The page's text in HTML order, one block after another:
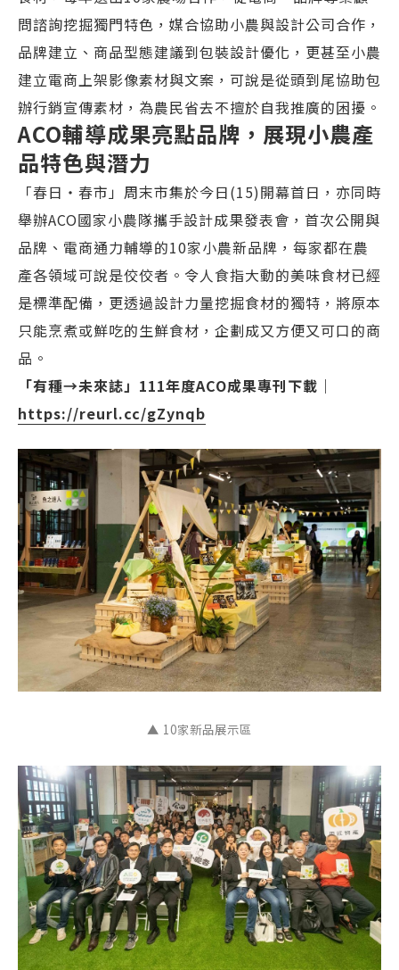
問諮詢挖掘獨門特色，媒合協助小農與設計公司合作，
品牌建立、商品型態建議到包裝設計優化，更甚至小農
建立電商上架影像素材與文案，可說是從頭到尾協助包
辦行銷宣傳素材，為農民省去不擅於自我推廣的困擾。
ACO輔導成果亮點品牌，展現小農產
品特色與潛力
「春日・春市」周末市集於今日(15)開幕首日，亦同時
舉辦ACO國家小農隊攜手設計成果發表會，首次公開與
品牌、電商通力輔導的10家小農新品牌，每家都在農
產各領域可說是佼佼者。令人食指大動的美味食材已經
是標準配備，更透過設計力量挖掘食材的獨特，將原本
只能烹煮或鮮吃的生鮮食材，企劃成又方便又可口的商
品。
「有種→未來誌」111年度ACO成果專刊下載｜
https://reurl.cc/gZynqb
▲ 10家新品展示區